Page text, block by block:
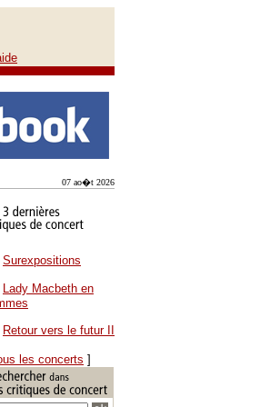
07 ao�t 2026
Surexpositions
Lady Macbeth en
Retour vers le futur II
les concerts ]